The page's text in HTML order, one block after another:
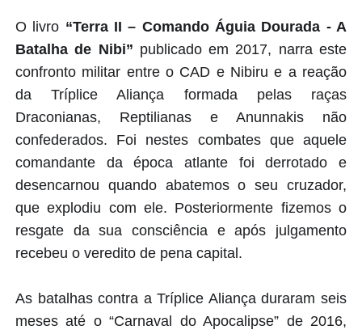
O livro “Terra II – Comando Águia Dourada - A
Batalha de Nibi” publicado em 2017, narra este
confronto militar entre o CAD e Nibiru e a reação
da Tríplice Aliança formada pelas raças
Draconianas, Reptilianas e Anunnakis não
confederados. Foi nestes combates que aquele
comandante da época atlante foi derrotado e
desencarnou quando abatemos o seu cruzador,
que explodiu com ele. Posteriormente fizemos o
resgate da sua consciência e após julgamento
recebeu o veredito de pena capital.
As batalhas contra a Tríplice Aliança duraram seis
meses até o “Carnaval do Apocalipse” de 2016,